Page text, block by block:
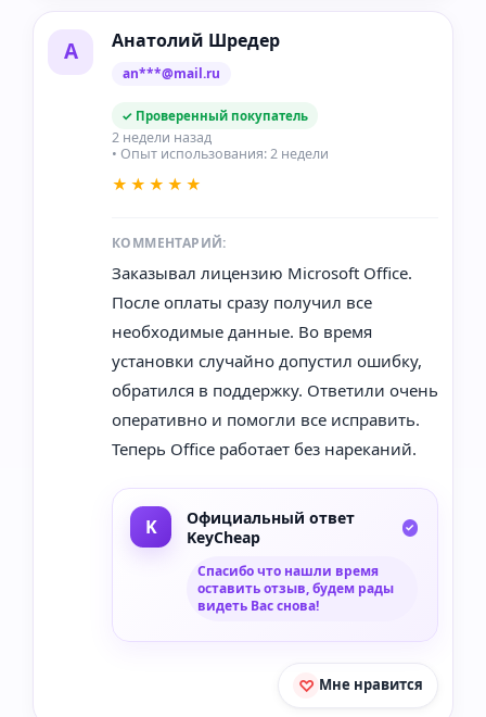
А Анатолий Шредер
an***@mail.ru
✓ Проверенный покупатель
2 недели назад
• Опыт использования: 2 недели
★★★★★
КОММЕНТАРИЙ:
Заказывал лицензию Microsoft Office.
После оплаты сразу получил все
необходимые данные. Во время
установки случайно допустил ошибку,
обратился в поддержку. Ответили очень
оперативно и помогли все исправить.
Теперь Office работает без нареканий.
Официальный ответ
KeyCheap
Спасибо что нашли время
оставить отзыв, будем рады
видеть Вас снова!
Мне нравится